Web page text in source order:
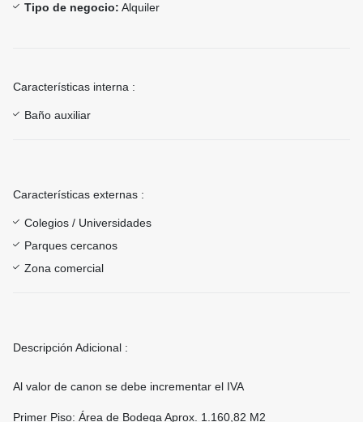
Tipo de negocio: Alquiler
Características interna :
Baño auxiliar
Características externas :
Colegios / Universidades
Parques cercanos
Zona comercial
Descripción Adicional :
Al valor de canon se debe incrementar el IVA
Primer Piso: Área de Bodega Aprox. 1.160,82 M2